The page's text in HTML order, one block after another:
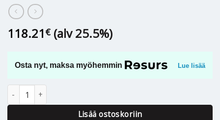
118.21 € (alv 25.5%)
Osta nyt, maksa myöhemmin Lue lisää
KYTKENTÄLETKU 1200mm RST 1 1/4" SK - 1 1/4" SK O2B määrä
Lisää ostoskoriin
Alternative: